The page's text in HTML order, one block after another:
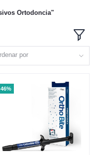
Ortodoncia"
por